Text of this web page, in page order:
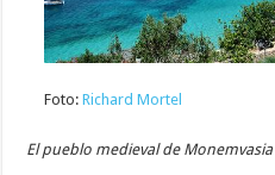
Foto:Richard Mortel
El pueblo medieval de Monemvasia